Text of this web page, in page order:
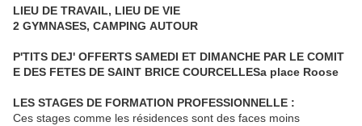
LIEU DE TRAVAIL, LIEU DE VIE
2 GYMNASES, CAMPING AUTOUR
P'TITS DEJ' OFFERTS SAMEDI ET DIMANCHE PAR LE COMIT
E DES FETES DE SAINT BRICE COURCELLESa place Roose
LES STAGES DE FORMATION PROFESSIONNELLE :
Ces stages comme les résidences sont des faces moins